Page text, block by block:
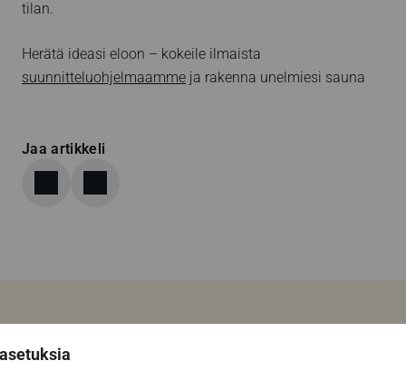
tilan.
Herätä ideasi eloon – kokeile ilmaista
suunnitteluohjelmaamme ja rakenna unelmiesi sauna
Jaa artikkeli